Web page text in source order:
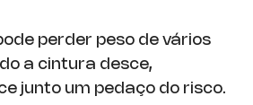
perder peso de vários
a cintura desce,
junto um pedaço do risco.